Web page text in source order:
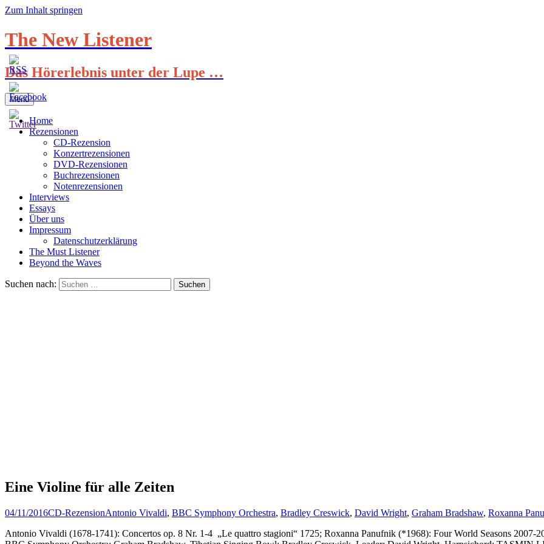
Zum Inhalt springen
The New Listener
Das Hörerlebnis unter der Lupe …
Menü
Home
Rezensionen
CD-Rezension
Konzertrezensionen
DVD-Rezensionen
Buchrezensionen
Notenrezensionen
Interviews
Essays
Über uns
Impressum
Datenschutzerklärung
The Must Listener
Beyond the Waves
Suchen nach:
Eine Violine für alle Zeiten
04/11/2016CD-RezensionAntonio Vivaldi, BBC Symphony Orchestra, Bradley Creswick, David Wright, Graham Bradshaw, Roxanna
Antonio Vivaldi (1678-1741): Concertos op. 8 Nr. 1-4 „Le quattro stagioni“ 1725; Roxanna Panufnik (*1968): Four World Seasons 2007-